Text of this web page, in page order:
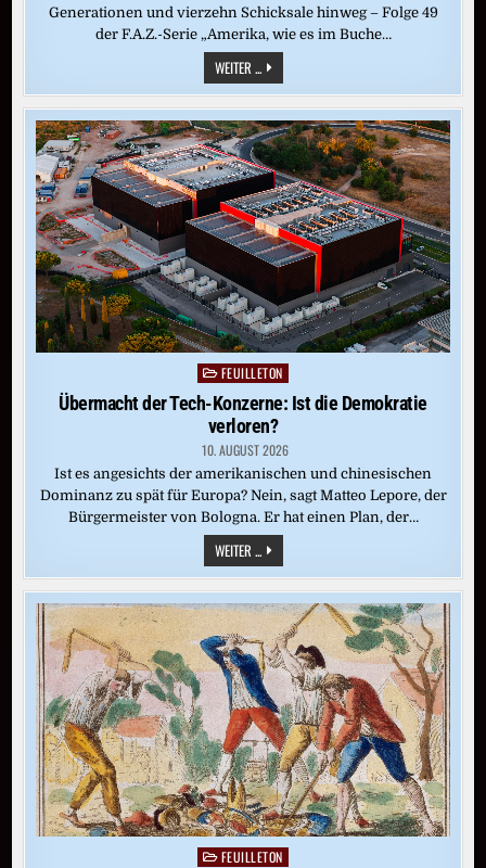
Generationen und vierzehn Schicksale hinweg – Folge 49
der F.A.Z.-Serie „Amerika, wie es im Buche…
WEITER ... YAA
GYASIS
„HEIMKEHREN“:
IM
LEBEN
GETRENNT,
IM
ALBTRAUM
VEREINT
Posted
in
FEUILLETON
Übermacht der Tech-Konzerne: Ist die Demokratie
verloren?
10. AUGUST 2026
Ist es angesichts der amerikanischen und chinesischen
Dominanz zu spät für Europa? Nein, sagt Matteo Lepore, der
Bürgermeister von Bologna. Er hat einen Plan, der…
WEITER ...ÜBERMACHT
DER
TECH-
KONZERNE:
IST
DIE
DEMOKRATIE
VERLOREN?
PostedFEUILLETON